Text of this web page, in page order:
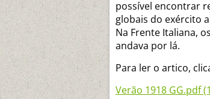
possível encontrar
globais do exército
Na Frente Italiana,
andava por lá.
Para ler o artico,
Verão 1918 GG.pdf